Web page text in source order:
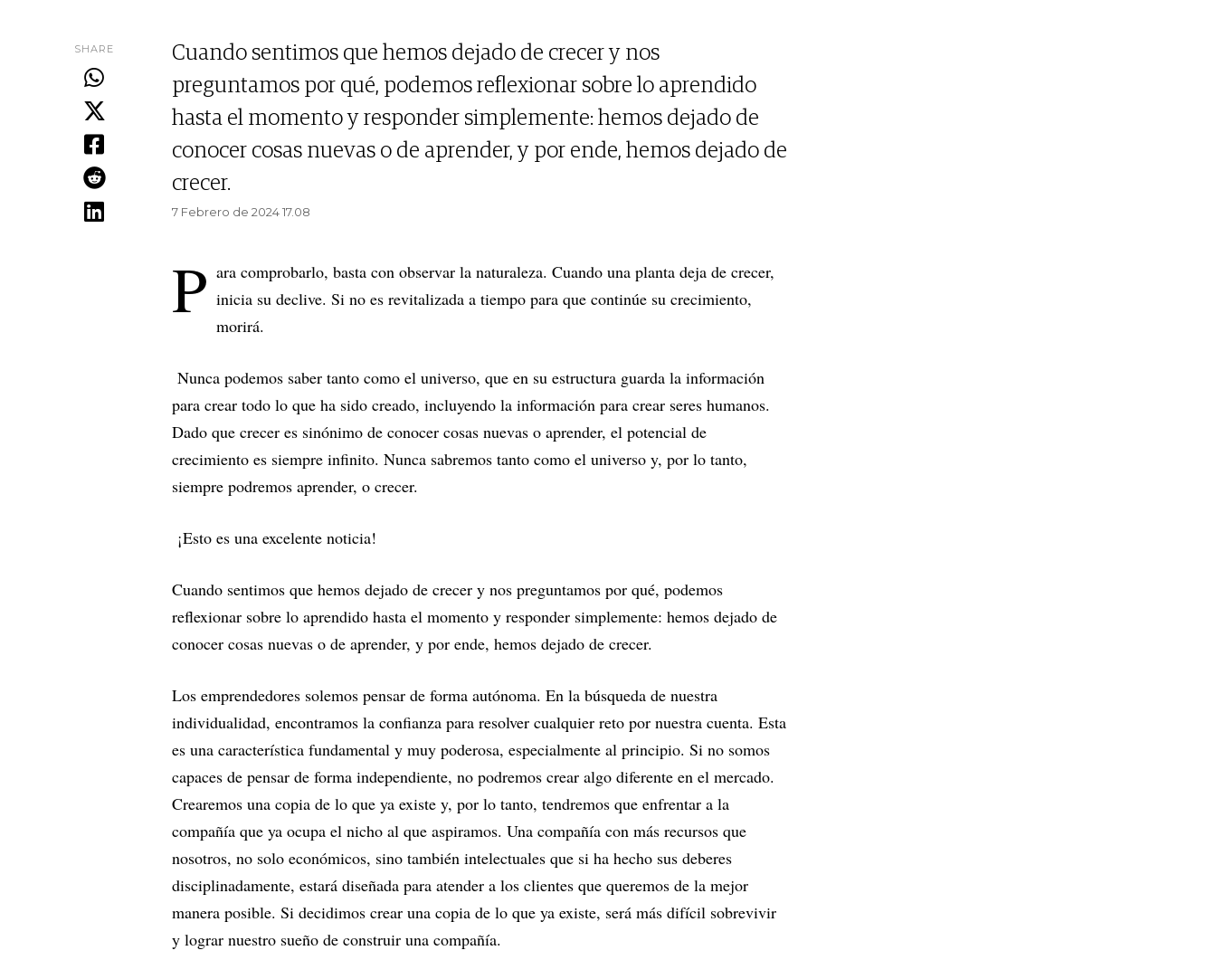
SHARE
Cuando sentimos que hemos dejado de crecer y nos
preguntamos por qué, podemos reflexionar sobre lo aprendido
hasta el momento y responder simplemente: hemos dejado de
conocer cosas nuevas o de aprender, y por ende, hemos dejado de
crecer.
7 Febrero de 2024 17.08
P ara comprobarlo, basta con observar la naturaleza. Cuando una planta deja de crecer,
inicia su declive. Si no es revitalizada a tiempo para que continúe su crecimiento,
morirá.
Nunca podemos saber tanto como el universo, que en su estructura guarda la información
para crear todo lo que ha sido creado, incluyendo la información para crear seres humanos.
Dado que crecer es sinónimo de conocer cosas nuevas o aprender, el potencial de
crecimiento es siempre infinito. Nunca sabremos tanto como el universo y, por lo tanto,
siempre podremos aprender, o crecer.
¡Esto es una excelente noticia!
Cuando sentimos que hemos dejado de crecer y nos preguntamos por qué, podemos
reflexionar sobre lo aprendido hasta el momento y responder simplemente: hemos dejado de
conocer cosas nuevas o de aprender, y por ende, hemos dejado de crecer.
Los emprendedores solemos pensar de forma autónoma. En la búsqueda de nuestra
individualidad, encontramos la confianza para resolver cualquier reto por nuestra cuenta. Esta
es una característica fundamental y muy poderosa, especialmente al principio. Si no somos
capaces de pensar de forma independiente, no podremos crear algo diferente en el mercado.
Crearemos una copia de lo que ya existe y, por lo tanto, tendremos que enfrentar a la
compañía que ya ocupa el nicho al que aspiramos. Una compañía con más recursos que
nosotros, no solo económicos, sino también intelectuales que si ha hecho sus deberes
disciplinadamente, estará diseñada para atender a los clientes que queremos de la mejor
manera posible. Si decidimos crear una copia de lo que ya existe, será más difícil sobrevivir
y lograr nuestro sueño de construir una compañía.